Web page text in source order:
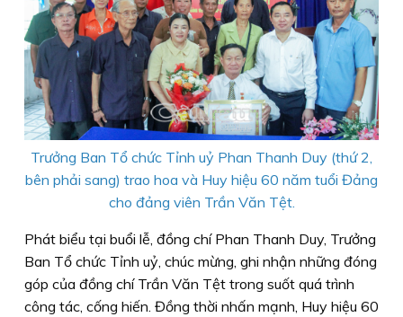
Trưởng Ban Tổ chức Tỉnh uỷ Phan Thanh Duy (thứ 2,
bên phải sang) trao hoa và Huy hiệu 60 năm tuổi Đảng
cho đảng viên Trần Văn Tệt.
Phát biểu tại buổi lễ, đồng chí Phan Thanh Duy, Trưởng
Ban Tổ chức Tỉnh uỷ, chúc mừng, ghi nhận những đóng
góp của đồng chí Trần Văn Tệt trong suốt quá trình
công tác, cống hiến. Đồng thời nhấn mạnh, Huy hiệu 60